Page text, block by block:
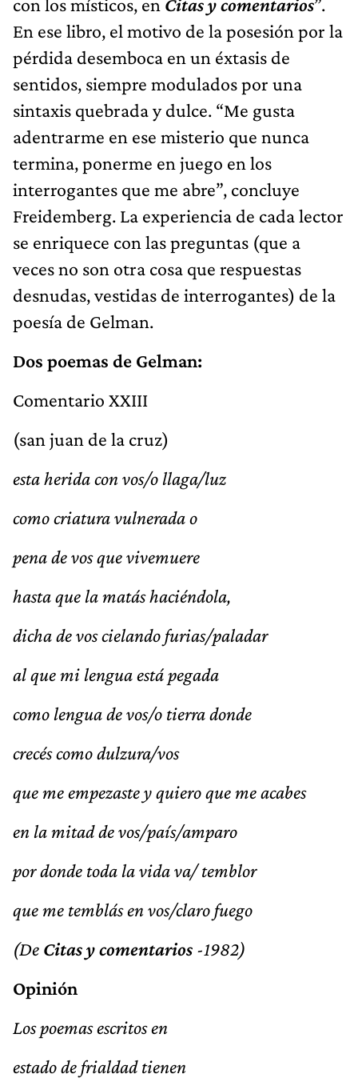
En ese libro, el motivo de la posesión por la
pérdida desemboca en un éxtasis de
sentidos, siempre modulados por una
sintaxis quebrada y dulce. “Me gusta
adentrarme en ese misterio que nunca
termina, ponerme en juego en los
interrogantes que me abre”, concluye
Freidemberg. La experiencia de cada lector
se enriquece con las preguntas (que a
veces no son otra cosa que respuestas
desnudas, vestidas de interrogantes) de la
poesía de Gelman.
Dos poemas de Gelman:
Comentario XXIII
(san juan de la cruz)
esta herida con vos/o llaga/luz
como criatura vulnerada o
pena de vos que vivemuere
hasta que la matás haciéndola,
dicha de vos cielando furias/paladar
al que mi lengua está pegada
como lengua de vos/o tierra donde
crecés como dulzura/vos
que me empezaste y quiero que me acabes
en la mitad de vos/país/amparo
por donde toda la vida va/ temblor
que me temblás en vos/claro fuego
(De Citas y comentarios -1982)
Opinión
Los poemas escritos en
estado de frialdad tienen